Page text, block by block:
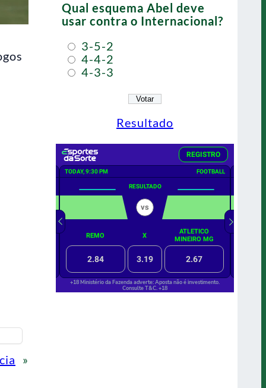
»
Qual esquema Abel deve
usar contra o Internacional?
3-5-2
4-4-2
4-3-3
Resultado